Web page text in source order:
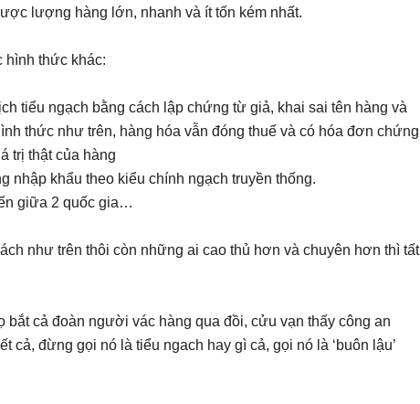
lượng hàng lớn, nhanh và ít tốn kém nhất.
hình thức khác:
tiểu ngạch bằng cách lập chứng từ giả, khai sai tên hàng và
thức như trên, hàng hóa vẫn đóng thuế và có hóa đơn chứng
trị thật của hàng
nhập khẩu theo kiểu chính ngạch truyền thống.
giữa 2 quốc gia…
như trên thôi còn những ai cao thủ hơn và chuyên hơn thì tất
bắt cả đoàn người vác hàng qua đồi, cửu vạn thấy công an
cả, đừng gọi nó là tiểu ngach hay gì cả, gọi nó là ‘buôn lậu’